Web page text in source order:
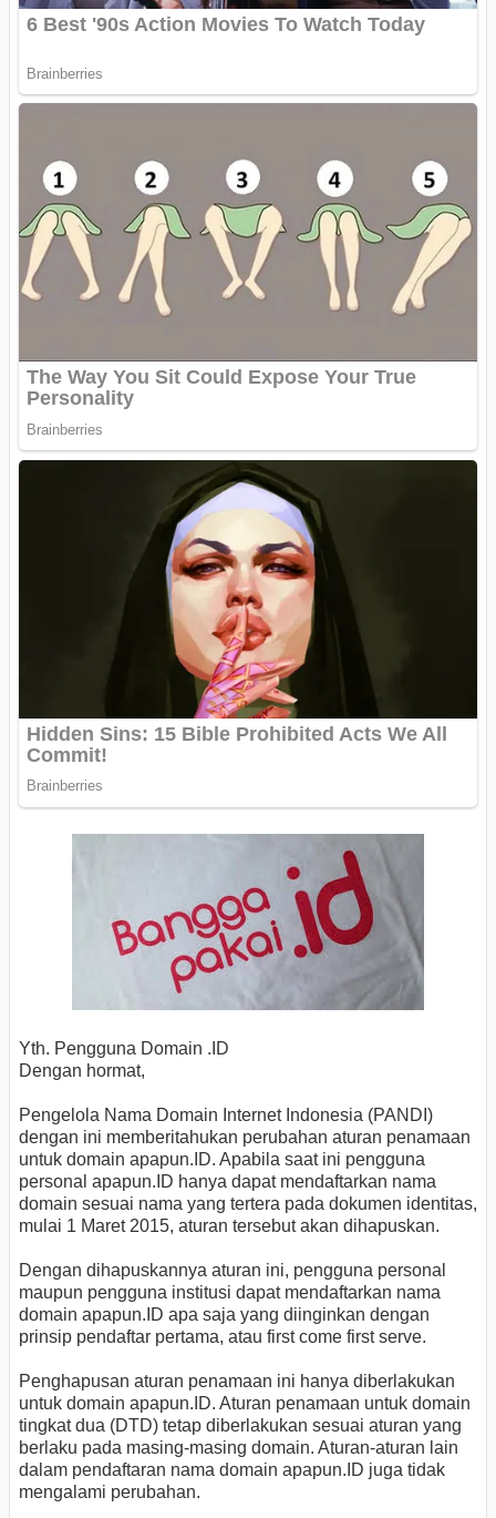
Yth. Pengguna Domain .ID
Dengan hormat,
Pengelola Nama Domain Internet Indonesia (PANDI)
dengan ini memberitahukan perubahan aturan penamaan
untuk domain apapun.ID. Apabila saat ini pengguna
personal apapun.ID hanya dapat mendaftarkan nama
domain sesuai nama yang tertera pada dokumen identitas,
mulai 1 Maret 2015, aturan tersebut akan dihapuskan.
Dengan dihapuskannya aturan ini, pengguna personal
maupun pengguna institusi dapat mendaftarkan nama
domain apapun.ID apa saja yang diinginkan dengan
prinsip pendaftar pertama, atau first come first serve.
Penghapusan aturan penamaan ini hanya diberlakukan
untuk domain apapun.ID. Aturan penamaan untuk domain
tingkat dua (DTD) tetap diberlakukan sesuai aturan yang
berlaku pada masing-masing domain. Aturan-aturan lain
dalam pendaftaran nama domain apapun.ID juga tidak
mengalami perubahan.